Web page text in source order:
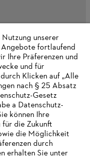
unserer
fortlaufend
Ihre Präferenzen und
und für
Klicken auf „Alle
nach § 25 Absatz
Gesetz
a Datenschutz-
können Ihre
die Zukunft
die Möglichkeit
durch
erhalten Sie unter